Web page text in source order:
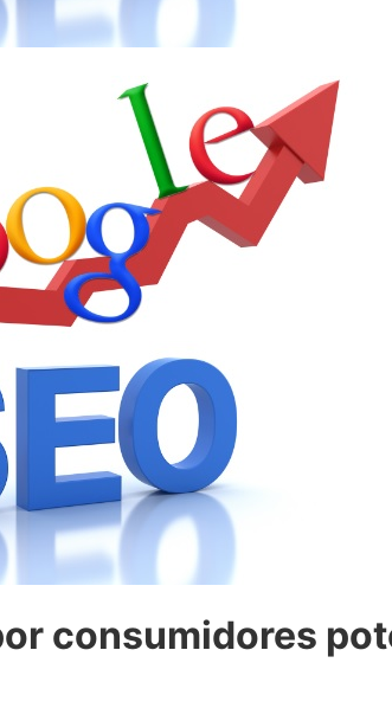
consumidores